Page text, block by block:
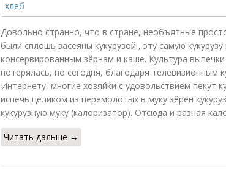
Довольно странно, что в стране, необъятные
были сплошь засеяны кукурузой , эту самую
консервированным зёрнам и каше. Культура
потерялась, но сегодня, благодаря
Интернету, многие хозяйки с удовольствием пекут
испечь целиком из перемолотых в муку зёрен
кукурузную муку (калоризатор). Отсюда и разная
Читать дальше →